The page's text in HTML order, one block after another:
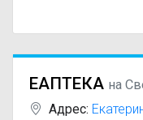
ЕАПТЕКА на
Адрес: